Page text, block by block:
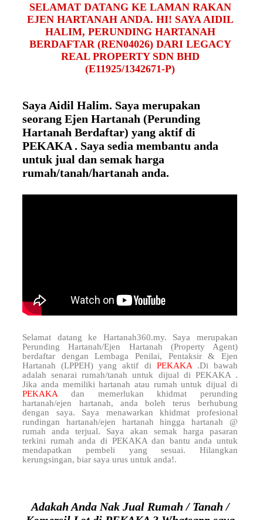
SELAMAT DATANG KE LAMAN RAKAN
EJEN HARTANAH ANDA. HI! SAYA AIDIL
HALIM, PERUNDING HARTANAH
BERDAFTAR (REN04026) DARI LEGACY
REAL PROPERTY SDN BHD
(E11925/1342671-P)
Saya Aidil Halim. Saya merupakan
seorang Ejen Hartanah (Perunding
Hartanah Berdaftar) yang aktif di
PEKAKA . Saya sedia membantu anda
untuk jual dan semak harga
rumah/tanah/hartanah anda.
Selamat datang ke Hartanah360.my. Saya merupakan
Perunding Hartanah/Ejen Hartanah (Property Agent)
berdaftar dengan Lembaga Penilai, Pentaksir & Ejen
Hartanah (LPPEH) yang aktif di PEKAKA .Di bawah
adalah senarai rumah/tanah untuk dijual di PEKAKA .
Jika anda memiliki hartanah atau rumah untuk dijual di
PEKAKA dan memerlukan khidmat perunding
hartanah/ejen hartanah, anda boleh terus berhubung
dengan saya. Saya menawarkan khidmat profesional
rundingan hartanah/ejen hartanah hingga hartanah @
rumah anda terjual. Saya akan semak harga pasaran
terkini rumah anda di PEKAKA dan bantu anda untuk
mendapatkan pembeli yang sesuai. Hilangkan
kerungsingan, biar saya urus untuk anda!.
Adakah Anda Nak Jual Rumah / Tanah /